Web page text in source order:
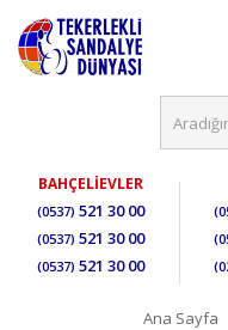
BAHÇELİEVLER
(0537) 521 30 00
(0537) 521 30 00
(0537) 521 30 00
Ana Sayfa